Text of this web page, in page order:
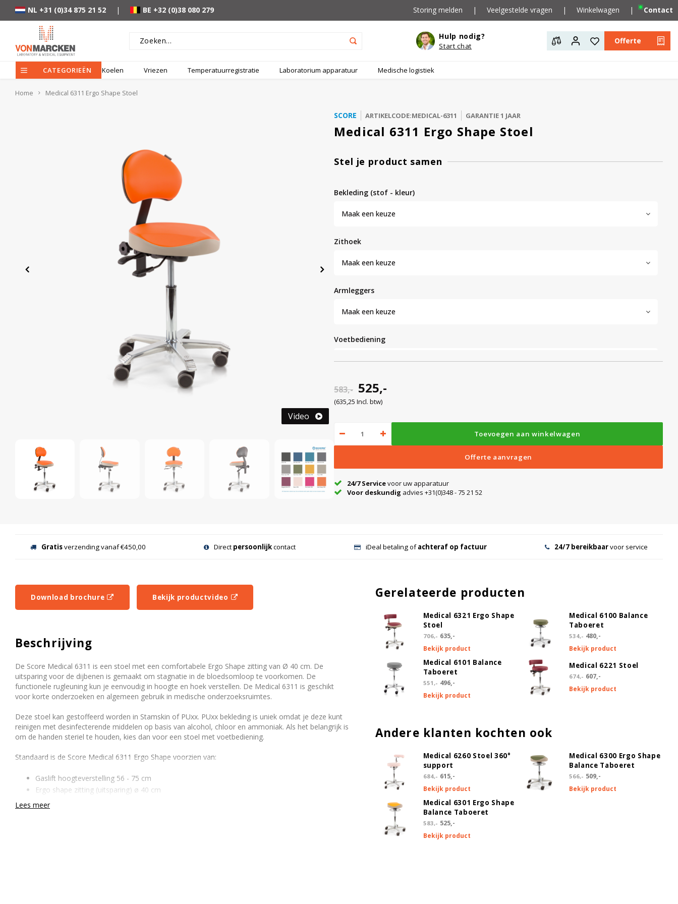
NL +31 (0)34 875 21 52 | BE +32 (0)38 080 279 Storing melden | Veelgestelde vragen | Winkelwagen | Contact
Hulp nodig?
Start chat
Offerte
CATEGORIEËN Koelen Vriezen Temperatuurregistratie Laboratorium apparatuur Medische logistiek
Home Medical 6311 Ergo Shape Stoel
Video
SCORE ARTIKELCODE:MEDICAL-6311 GARANTIE 1 JAAR
Medical 6311 Ergo Shape Stoel
Stel je product samen
bekleding (stof - kleur)
Maak een keuze
zithoek
Maak een keuze
armleggers
Maak een keuze
voetbediening
Maak een keuze
onderstel
wielen
Selecteer een levering *
583,- 525,-
(635,25 Incl. btw)
Toevoegen aan winkelwagen
Offerte aanvragen
24/7 Servicevoor uw apparatuur
Voor deskundig advies +31(0)348 - 75 21 52
Gratisverzending vanaf €450,00 Direct persoonlijkcontact iDeal betaling ofachteraf op factuur 24/7 bereikbaarvoor service
Download brochure Bekijk productvideo
Beschrijving
De Score Medical 6311 is een stoel met een comfortabele Ergo Shape zitting van Ø 40 cm. De
uitsparing voor de dijbenen is gemaakt om stagnatie in de bloedsomloop te voorkomen. De
functionele rugleuning kun je eenvoudig in hoogte en hoek verstellen. De Medical 6311 is geschikt
voor korte onderzoeken en algemeen gebruik in medische onderzoeksruimtes.
Deze stoel kan gestoffeerd worden in Stamskin of PUxx. PUxx bekleding is uniek omdat je deze kunt
reinigen met desinfecterende middelen op basis van alcohol, chloor en ammoniak. Als het belangrijk is
om de handen steriel te houden, kies dan voor een stoel met voetbediening.
Standaard is de Score Medical 6311 Ergo Shape voorzien van:
Gaslift hoogteverstelling 56 - 75 cm
Ergo shape zitting (uitsparing) ø 40 cm
Zachte wielen ø 65 mm
Lees meer
Gerelateerde producten
Medical 6321 Ergo Shape
Stoel
706,- 635,-
Bekijk product
Medical 6100 Balance
Taboeret
534,- 480,-
Bekijk product
Medical 6101 Balance
Taboeret
551,- 496,-
Bekijk product
Medical 6221 Stoel
674,- 607,-
Bekijk product
Andere klanten kochten ook
Medical 6260 Stoel 360°
support
684,- 615,-
Bekijk product
Medical 6300 Ergo Shape
Balance Taboeret
566,- 509,-
Bekijk product
Medical 6301 Ergo Shape
Balance Taboeret
583,- 525,-
Bekijk product